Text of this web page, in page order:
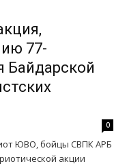
77-
Байдарской
0
ЮВО, бойцы СВПК АРБ
акции